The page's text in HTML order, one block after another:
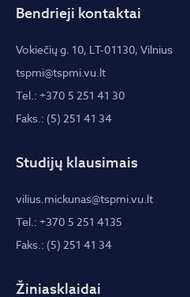
Bendrieji kontaktai
Vokiečių g. 10, LT-01130, Vilnius
tspmi@tspmi.vu.lt
Tel.: +370 5 251 41 30
Faks.: (5) 251 41 34
Studijų klausimais
vilius.mickunas@tspmi.vu.lt
Tel.: +370 5 251 4135
Faks.: (5) 251 41 34
Žiniasklaidai